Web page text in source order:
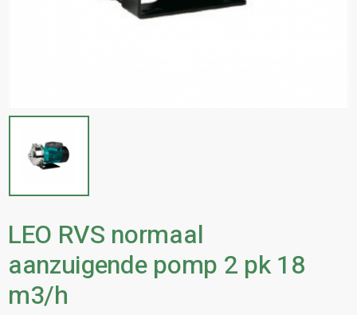
LEO RVS normaal
aanzuigende pomp 2 pk 18
m3/h